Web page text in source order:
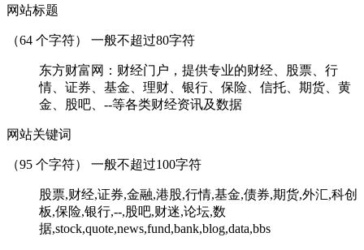
网站标题
（64 个字符） 一般不超过80字符
东方财富网：财经门户，提供专业的财经、股票、行
情、证券、基金、理财、银行、保险、信托、期货、黄
金、股吧、--等各类财经资讯及数据
网站关键词
（95 个字符） 一般不超过100字符
股票,财经,证券,金融,港股,行情,基金,债券,期货,外汇,科创
板,保险,银行,--,股吧,财迷,论坛,数
据,stock,quote,news,fund,bank,blog,data,bbs